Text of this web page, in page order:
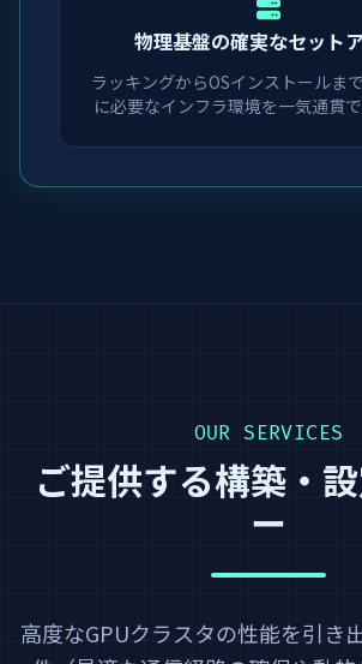
物理基盤の確実なセット
ラッキングからOSインストールま
に必要なインフラ環境を一気通貫で
OUR SERVICES
ご提供する構築・
ー
高度なGPUクラスタの性能を引き